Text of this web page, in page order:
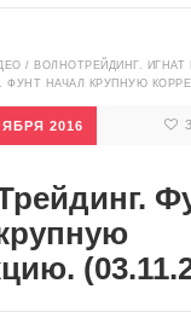
10551
/ ВОЛНОТРЕЙДИНГ. ИГНАТ
ФУНТ НАЧАЛ КРУПНУЮ
2016